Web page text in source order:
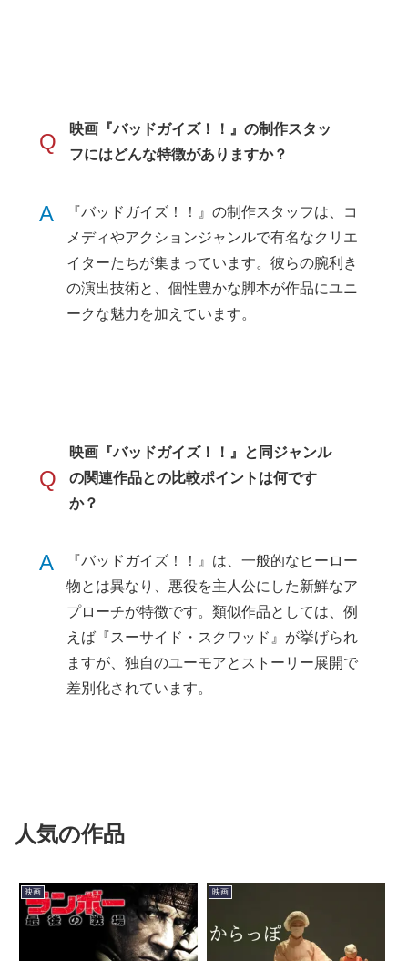
Q
映画『バッドガイズ！！』の制作スタッ
フにはどんな特徴がありますか？
A
『バッドガイズ！！』の制作スタッフは、コ
メディやアクションジャンルで有名なクリエ
イターたちが集まっています。彼らの腕利き
の演出技術と、個性豊かな脚本が作品にユニ
ークな魅力を加えています。
Q
映画『バッドガイズ！！』と同ジャンル
の関連作品との比較ポイントは何です
か？
A
『バッドガイズ！！』は、一般的なヒーロー
物とは異なり、悪役を主人公にした新鮮なア
プローチが特徴です。類似作品としては、例
えば『スーサイド・スクワッド』が挙げられ
ますが、独自のユーモアとストーリー展開で
差別化されています。
人気の作品
映画 映画